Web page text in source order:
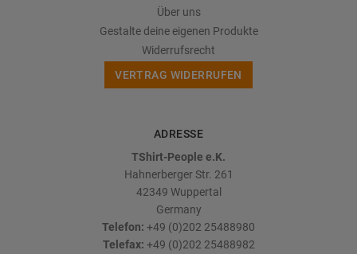
Über uns
Gestalte deine eigenen Produkte
Widerrufsrecht
VERTRAG WIDERRUFEN
ADRESSE
TShirt-People e.K.
Hahnerberger Str. 261
42349 Wuppertal
Germany
Telefon: +49 (0)202 25488980
Telefax: +49 (0)202 25488982